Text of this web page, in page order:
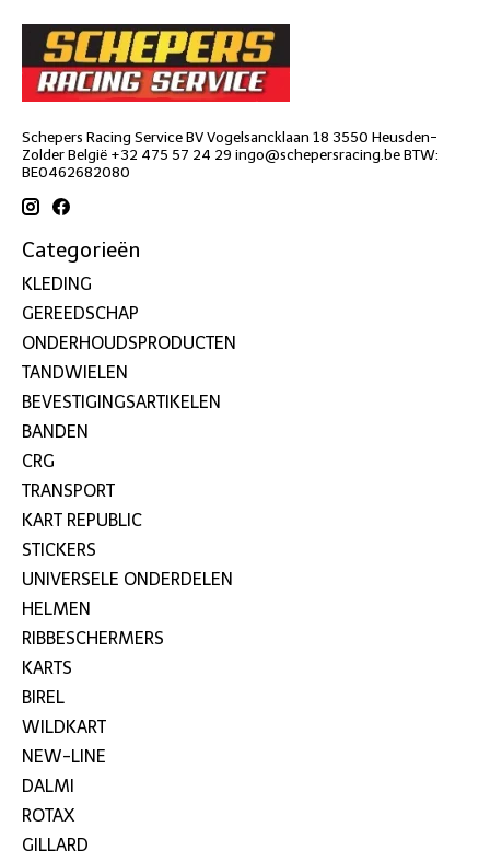
Schepers Racing Service BV Vogelsancklaan 18 3550 Heusden-
Zolder België +32 475 57 24 29 ingo@schepersracing.beBTW:
BE0462682080
Categorieën
KLEDING
GEREEDSCHAP
ONDERHOUDSPRODUCTEN
TANDWIELEN
BEVESTIGINGSARTIKELEN
BANDEN
CRG
TRANSPORT
KART REPUBLIC
STICKERS
UNIVERSELE ONDERDELEN
HELMEN
RIBBESCHERMERS
KARTS
BIREL
WILDKART
NEW-LINE
DALMI
ROTAX
GILLARD